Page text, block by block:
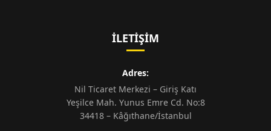
İLETIŞIM
Adres:
Nil Ticaret Merkezi – Giriş Katı
Yeşilce Mah. Yunus Emre Cd. No:8
34418 – Kâğıthane/İstanbul